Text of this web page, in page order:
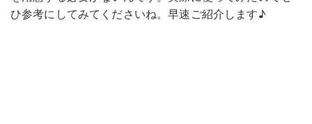
ひ参考にしてみてくださいね。早速ご紹介します♪